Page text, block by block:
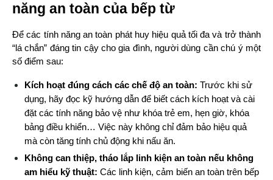
năng an toàn của bếp từ
Để các tính năng an toàn phát huy hiệu quả tối đa và trở thành
“lá chắn” đáng tin cậy cho gia đình, người dùng cần chú ý một
số điểm sau:
Kích hoạt đúng cách các chế độ an toàn: Trước khi sử
dụng, hãy đọc kỹ hướng dẫn để biết cách kích hoạt và cài
đặt các tính năng bảo vệ như khóa trẻ em, hẹn giờ, khóa
bảng điều khiển… Việc này không chỉ đảm bảo hiệu quả
mà còn tăng tính chủ động khi nấu ăn.
Không can thiệp, tháo lắp linh kiện an toàn nếu không
am hiểu kỹ thuật: Các linh kiện, cảm biến an toàn trên bếp